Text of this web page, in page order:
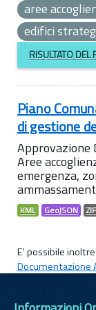
aree
edifici
RISULTATO DEL
Piano
di gestione
Aree
emergenza,
KML GeoJSON ZIP
E' possibile
Documentazione